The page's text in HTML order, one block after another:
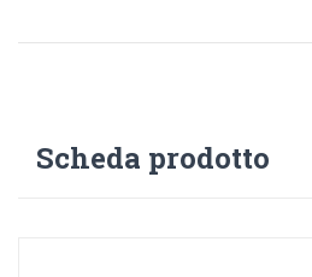
Scheda prodotto